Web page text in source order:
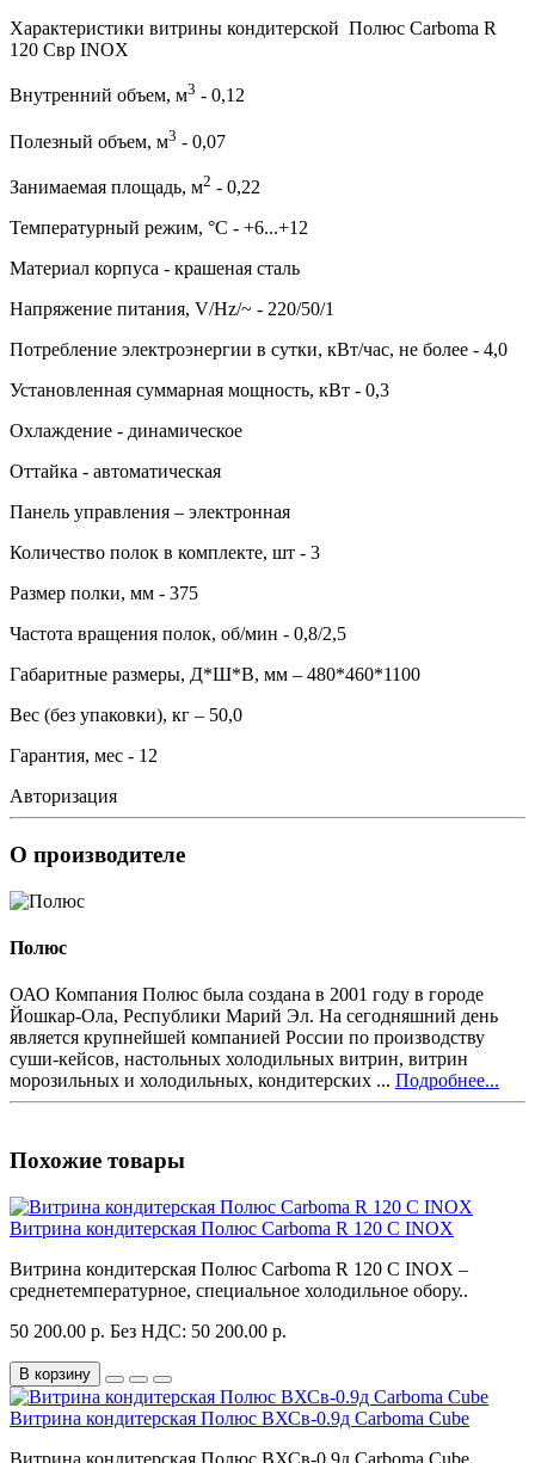
Характеристики витрины кондитерской Полюс Carboma R
120 Cвр INOX
Внутренний объем, м3 - 0,12
Полезный объем, м3 - 0,07
Занимаемая площадь, м2 - 0,22
Температурный режим, °С - +6...+12
Материал корпуса - крашеная сталь
Напряжение питания, V/Hz/~ - 220/50/1
Потребление электроэнергии в сутки, кВт/час, не более - 4,0
Установленная суммарная мощность, кВт - 0,3
Охлаждение - динамическое
Оттайка - автоматическая
Панель управления – электронная
Количество полок в комплекте, шт - 3
Размер полки, мм - 375
Частота вращения полок, об/мин - 0,8/2,5
Габаритные размеры, Д*Ш*В, мм – 480*460*1100
Вес (без упаковки), кг – 50,0
Гарантия, мес - 12
Авторизация
О производителе
Полюс
ОАО Компания Полюс была создана в 2001 году в городе
Йошкар-Ола, Республики Марий Эл. На сегодняшний день
является крупнейшей компанией России по производству
суши-кейсов, настольных холодильных витрин, витрин
морозильных и холодильных, кондитерских ... Подробнее...
Похожие товары
Витрина кондитерская Полюс Carboma R 120 C INOX
Витрина кондитерская Полюс Carboma R 120 C INOX –
среднетемпературное, специальное холодильное обору..
50 200.00 р. Без НДС: 50 200.00 р.
В корзину
Витрина кондитерская Полюс ВХСв-0.9д Carboma Cube
Витрина кондитерская Полюс ВХСв-0.9д Carboma Cube,